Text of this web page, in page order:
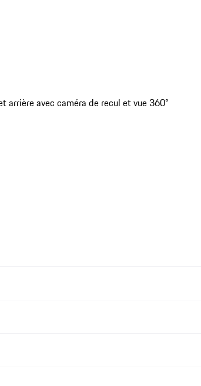
arrière avec caméra de recul et vue 360°